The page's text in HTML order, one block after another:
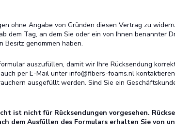
ohne Angabe von Gründen diesen Vertrag zu
dem Tag, an dem Sie oder ein von Ihnen benannter
Besitz genommen haben.
auszufüllen, damit wir Ihre Rücksendung
per E-Mail unter info@fibers-foams.nl
ausgefüllt werden. Sind Sie ein
ist nicht für Rücksendungen vorgesehen.
dem Ausfüllen des Formulars erhalten Sie von